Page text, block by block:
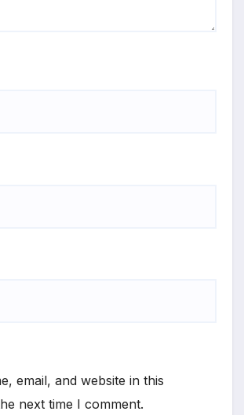
email, and website in this
next time I comment.